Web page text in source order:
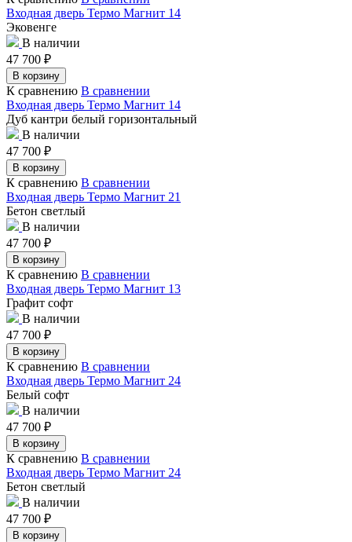
Входная дверь Термо Магнит 14
Эковенге
В наличии
47 700 ₽
В корзину
К сравнению В сравнении
Входная дверь Термо Магнит 14
Дуб кантри белый горизонтальный
В наличии
47 700 ₽
В корзину
К сравнению В сравнении
Входная дверь Термо Магнит 21
Бетон светлый
В наличии
47 700 ₽
В корзину
К сравнению В сравнении
Входная дверь Термо Магнит 13
Графит софт
В наличии
47 700 ₽
В корзину
К сравнению В сравнении
Входная дверь Термо Магнит 24
Белый софт
В наличии
47 700 ₽
В корзину
К сравнению В сравнении
Входная дверь Термо Магнит 24
Бетон светлый
В наличии
47 700 ₽
В корзину